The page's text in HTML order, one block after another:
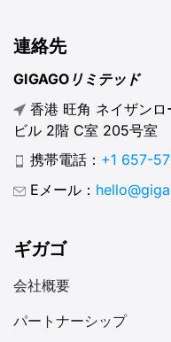
なくし、ローミング料
て手頃な価格の米国デ
トメッセージ用にカナ
発前にQRコードでイン
た瞬間に即座に接続可
に考慮すべき点 米国
ルモバイルサービスで
認。お使いの端末が
解除されている必要が
または「モバイルネッ
解除を依頼してくださ
連絡先
GIGAGOリミテッド
香港 旺角 ネイザン
ビル 2階 C室 205号室
携帯電話： +1 657-
Eメール：
ギガゴ
会社概要
パートナーシップ